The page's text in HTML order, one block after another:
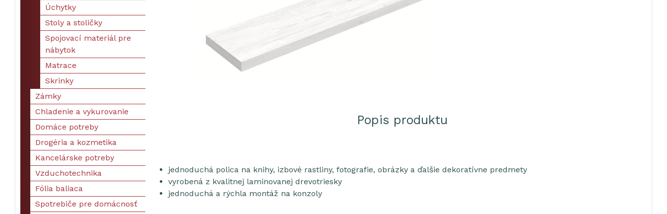
Popis produktu
jednoduchá polica na knihy, izbové rastliny, fotografie, obrázky a ďalšie dekoratívne predmety
vyrobená z kvalitnej laminovanej drevotriesky
jednoduchá a rýchla montáž na konzoly
Úchytky
Stoly a stoličky
Spojovací materiál pre
nábytok
Matrace
Skrinky
Zámky
Chladenie a vykurovanie
Domáce potreby
Drogéria a kozmetika
Kancelárske potreby
Vzduchotechnika
Fólia baliaca
Spotrebiče pre domácnosť